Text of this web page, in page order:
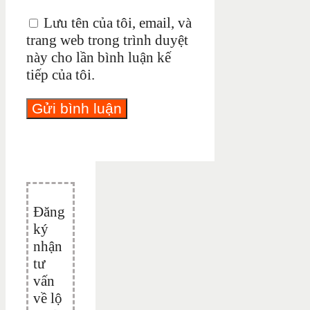
Lưu tên của tôi, email, và
trang web trong trình duyệt
này cho lần bình luận kế
tiếp của tôi.
Đăng
ký
nhận
tư
vấn
về lộ